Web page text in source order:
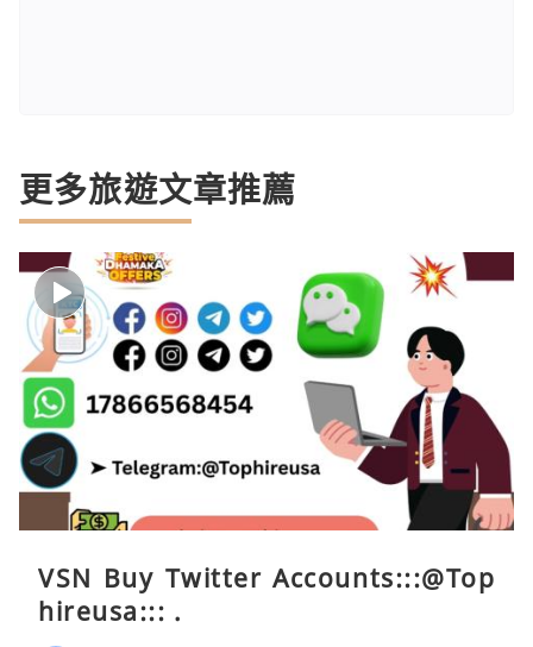
更多旅遊文章推薦
VSN Buy Twitter Accounts:::@Top
hireusa::: .